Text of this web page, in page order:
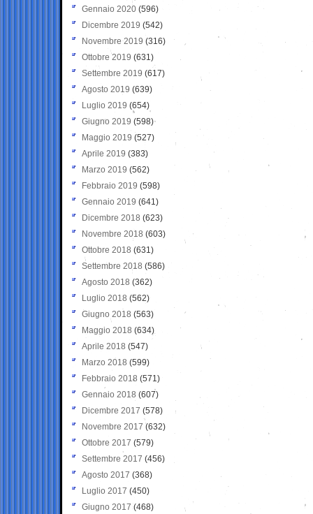
Gennaio 2020 (596)
Dicembre 2019 (542)
Novembre 2019 (316)
Ottobre 2019 (631)
Settembre 2019 (617)
Agosto 2019 (639)
Luglio 2019 (654)
Giugno 2019 (598)
Maggio 2019 (527)
Aprile 2019 (383)
Marzo 2019 (562)
Febbraio 2019 (598)
Gennaio 2019 (641)
Dicembre 2018 (623)
Novembre 2018 (603)
Ottobre 2018 (631)
Settembre 2018 (586)
Agosto 2018 (362)
Luglio 2018 (562)
Giugno 2018 (563)
Maggio 2018 (634)
Aprile 2018 (547)
Marzo 2018 (599)
Febbraio 2018 (571)
Gennaio 2018 (607)
Dicembre 2017 (578)
Novembre 2017 (632)
Ottobre 2017 (579)
Settembre 2017 (456)
Agosto 2017 (368)
Luglio 2017 (450)
Giugno 2017 (468)